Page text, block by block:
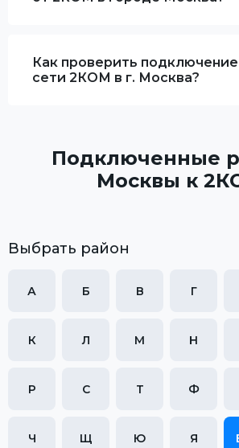
Как проверить
сети 2КОМ в г. Москва?
Подключенные
Москвы к
Выбрать район
А Б В Г
К Л М Н
Р С Т Ф
Ч Щ Ю Я